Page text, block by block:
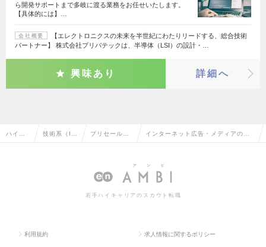
ら開発サポートまで多岐に渡る業務をお任せいたします。
【具体的には】…
会社概要
【エレクトロニクスの未来を半世紀にわたりリードする、総合技術
パートナー】 株式会社プリバテックは、半導体（LSI）の設計・…
興味あり 詳細へ
ハイク 技術系（I プリセール
エンジニア
インターネット広告・メディアのプ
転職・求人情報一覧
若手ハイキャリアのスカウト転職
利用規約 求人情報に関するポリシー